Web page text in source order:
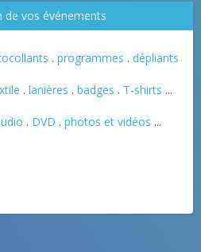
vos événements
. programmes . dépliants
. lanières . badges . T-shirts ...
. DVD . photos et vidéos ...